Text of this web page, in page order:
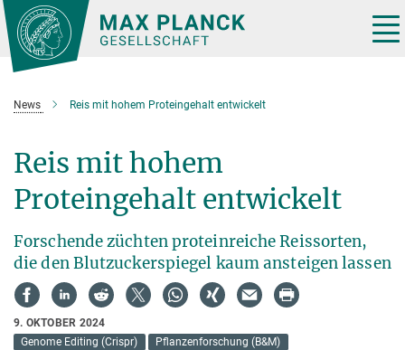
Hauptinhalt
News Reis mit hohem Proteingehalt entwickelt
Reis mit hohem
Proteingehalt entwickelt
Forschende züchten proteinreiche Reissorten,
die den Blutzuckerspiegel kaum ansteigen lassen
9. OKTOBER 2024
Genome Editing (Crispr)
Pflanzenforschung (B&M)